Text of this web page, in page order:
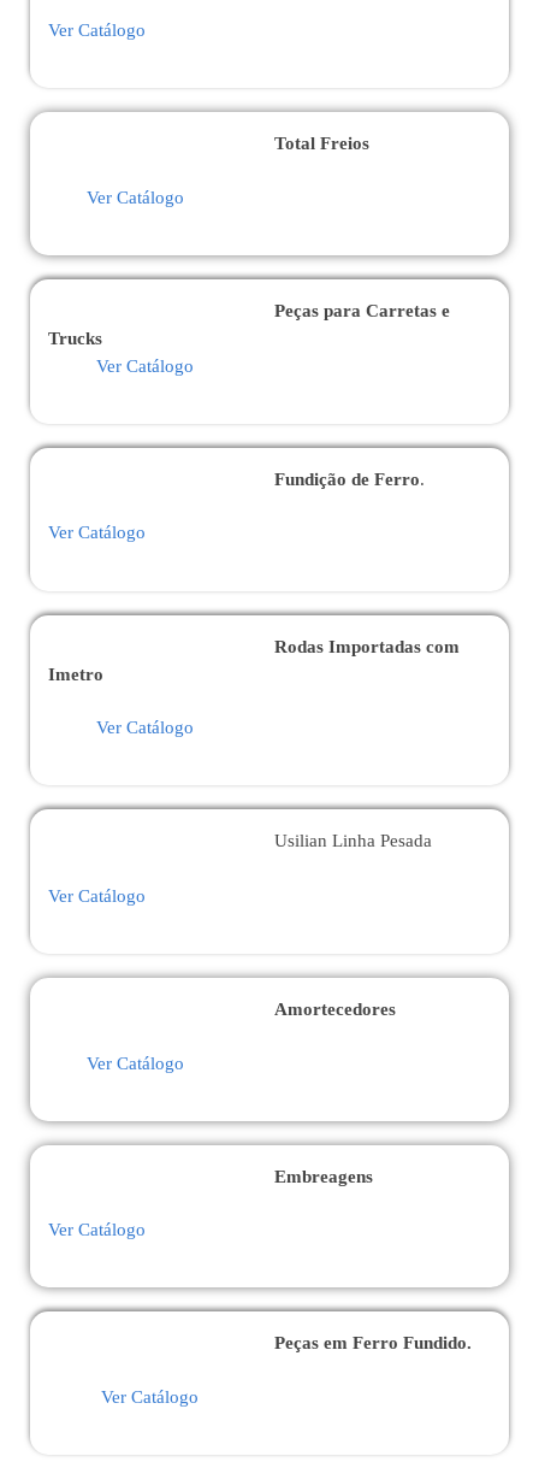
Ver Catálogo
Total Freios
Ver Catálogo
Peças para Carretas e
Trucks
Ver Catálogo
Fundição de Ferro.
Ver Catálogo
Rodas Importadas com
Imetro
Ver Catálogo
Usilian Linha Pesada
Ver Catálogo
Amortecedores
Ver Catálogo
Embreagens
Ver Catálogo
Peças em Ferro Fundido.
Ver Catálogo